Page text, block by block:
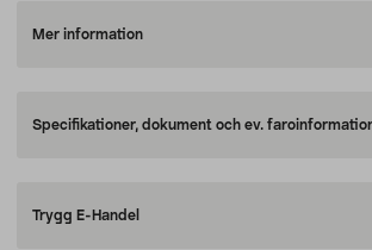
Mer information
Specifikationer, dokument och ev.
Trygg E-Handel